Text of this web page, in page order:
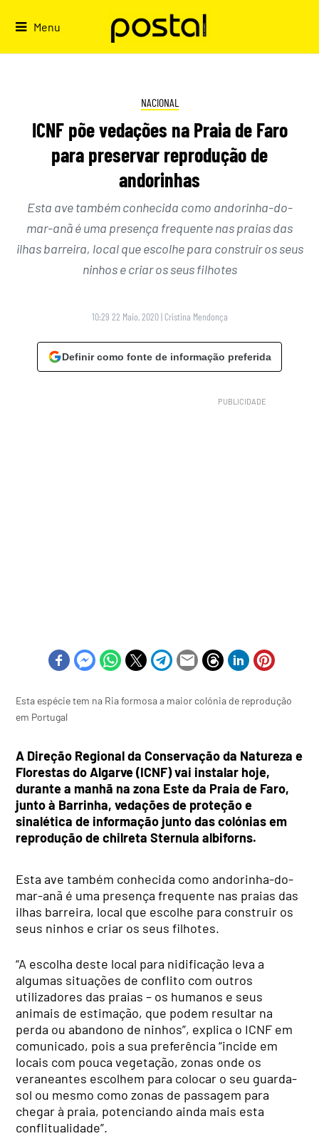
Menu
NACIONAL
ICNF põe vedações na Praia de Faro
para preservar reprodução de
andorinhas
Esta ave também conhecida como andorinha-do-
mar-anã é uma presença frequente nas praias das
ilhas barreira, local que escolhe para construir os seus
ninhos e criar os seus filhotes
10:29 22 Maio, 2020 | Cristina Mendonça
Definir como fonte de informação preferida
Esta espécie tem na Ria formosa a maior colónia de reprodução
em Portugal
A Direção Regional da Conservação da Natureza e
Florestas do Algarve (ICNF) vai instalar hoje,
durante a manhã na zona Este da Praia de Faro,
junto à Barrinha, vedações de proteção e
sinalética de informação junto das colónias em
reprodução de chilreta Sternula albiforns.
Esta ave também conhecida como andorinha-do-
mar-anã é uma presença frequente nas praias das
ilhas barreira, local que escolhe para construir os
seus ninhos e criar os seus filhotes.
“A escolha deste local para nidificação leva a
algumas situações de conflito com outros
utilizadores das praias – os humanos e seus
animais de estimação, que podem resultar na
perda ou abandono de ninhos”, explica o ICNF em
comunicado, pois a sua preferência “incide em
locais com pouca vegetação, zonas onde os
veraneantes escolhem para colocar o seu guarda-
sol ou mesmo como zonas de passagem para
chegar à praia, potenciando ainda mais esta
conflitualidade”.